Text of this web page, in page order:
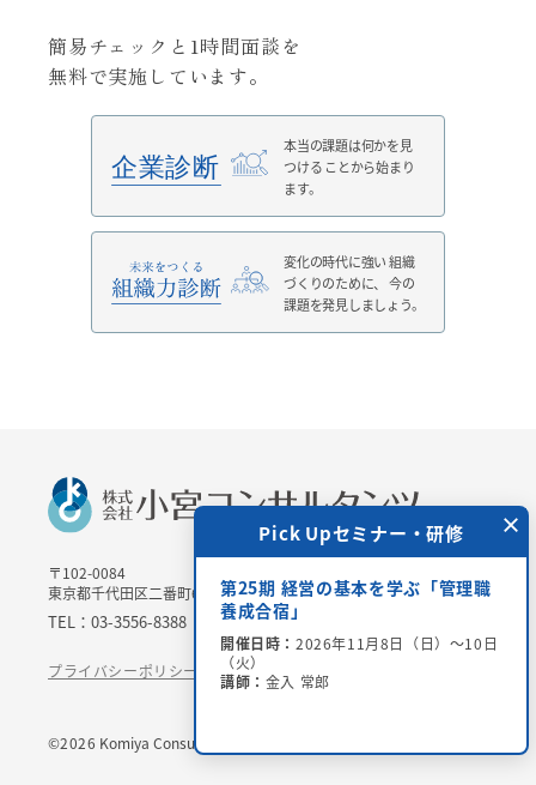
×
ミナー・研修
チャリティー講演会
・オンライン配
8月28日（金）15：00
Pick Upセミナー・研修
第25期 経営の基本を学ぶ「管理職
養成合宿」
開催日時： 2026年11月8日（日）～10日
（火）
講師： 金入 常郎
簡易チェックと1時間面談を
無料で実施しています。
本当の課題は何かを見
つける ことから始まり
ます。
変化の時代に強い組織
づくりのために、
今の
課題を発見しましょう。
〒102-0084
東京都千代田区二番町6-3 二番町三協ビル3Ｆ
TEL：03-3556-8388 / FAX：03-3556-8389
プライバシーポリシー 特定商取引法に基づく表記
©2026 Komiya Consultants CO.,LTD.